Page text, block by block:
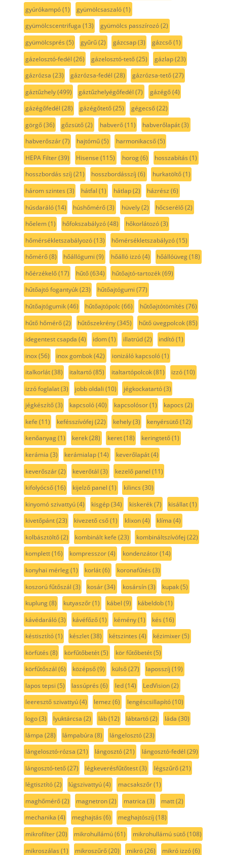
gyúrókampó(1) gyümölcsaszaló(1)
gyümölcscentrifuga (13) gyümölcs passzírozó(2)
gyümölcsprés (5) gyűrű(2) gázcsap(3) gázcső(1)
gázelosztó-fedél (26) gázelosztó-tető(25) gázlap(23)
gázrózsa (23) gázrózsa-fedél (28) gázrózsa-tető(27)
gáztűzhely(499) gáztűzhelyégőfedél (7) gázégő(4)
gázégőfedél (28) gázégőtető(25) gégecső(22)
görgő(36) gőzsütő(2) habverő(11) habverőlapát(3)
habverőszár(7) hajtómű(5) harmonikacső(5)
HEPA Filter(39) Hisense (115) horog(6) hosszabítás (1)
hosszbordás szíj (21) hosszbordásszíj (6) hurkatöltő(1)
három szintes (3) hátfal (1) hátlap(2) házrész (6)
húsdaráló(14) húshőmérő(3) hüvely(2) hőcserélő(2)
hőelem(1) hőfokszabályzó(48) hőkorlátozó(3)
hőmérsékletszabályozó(13) hőmérsékletszabályzó(15)
hőmérő(8) hőállógumi (9) hőálló izzó(4) hőállóüveg(18)
hőérzékelő(17) hűtő(634) hűtőajtó-tartozék(69)
hűtőajtó fogantyúk(23) hűtőajtógumi (77)
hűtőajtógumik(46) hűtőajtópolc(66) hűtőajtótömítés (76)
hűtő hőmérő(2) hűtőszekrény(345) hűtő üvegpolcok(85)
idegentest csapda (4) idom(1) illatrúd(2) indító(1)
inox(56) inox gombok(42) ionizáló kapcsoló(1)
italkorlát(38) italtartó(85) italtartópolcok(81) izzó(10)
izzó foglalat(3) jobb oldali (10) jégkockatartó(3)
jégkészítő(3) kapcsoló(40) kapcsolósor(1) kapocs (2)
kefe (11) kefésszívófej (22) kehely(3) kenyérsütő(12)
kenőanyag(1) kerek(28) keret(18) keringtető(1)
kerámia (3) kerámialap(14) keverőlapát(4)
keverőszár(2) keverőtál (3) kezelő panel (11)
kifolyócső(16) kijelző panel (1) kilincs (30)
kinyomó szivattyú(4) kisgép(34) kiskerék(7) kisállat(1)
kivetőpánt(23) kivezető cső(1) klixon(4) klíma (4)
kolbásztöltő(2) kombinált kefe (23) kombináltszívófej (22)
komplett(16) kompresszor(4) kondenzátor(14)
konyhai mérleg(1) korlát(6) koronafűtés (3)
koszorú fűtőszál (3) kosár(34) kosársín(3) kupak(5)
kuplung(8) kutyaszőr(1) kábel (9) kábeldob(1)
kávédaráló(3) kávéfőző(1) kémény(1) kés (16)
késtisztító(1) készlet(38) kétszintes (4) kézimixer(5)
körfütés (8) körfűtőbetét(5) kör fűtőbetét(5)
körfűtőszál (6) középső(9) külső(27) laposszíj (19)
lapos tepsi (5) lassúprés (6) led(14) LedVision(2)
leeresztő szivattyú(4) lemez (6) lengéscsillapító(10)
logo(3) lyuktárcsa (2) láb(12) lábtartó(2) láda (30)
lámpa (28) lámpabúra (8) lángelosztó(23)
lángelosztó-rózsa (21) lángosztó(21) lángosztó-fedél (29)
lángosztó-tető(27) légkeverésfűtőtest(3) légszűrő(21)
légtisztító(2) lúgszivattyú(4) macsakszőr(1)
maghőmérő(2) magnetron(2) matrica (3) matt(2)
mechanika (4) meghajtás (6) meghajtószíj (18)
mikrofilter(20) mikrohullámú(61) mikrohullámú sütő(108)
mikroszálas (1) mikroszűrő(20) mikró(26) mikró izzó(6)